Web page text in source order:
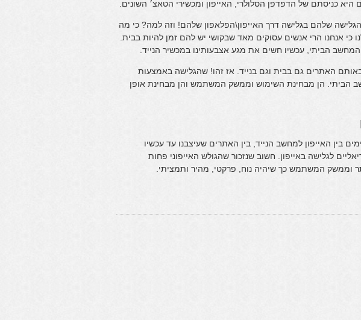
כניסתם של הדפדפן הסלולרי, האייפון ומכשירי הטאצ׳ השונים.
שלהם בגלישה דרך האייפון\הפלאפון שלהם! וזה למה? כי מה
כי אנחנו הרי אנשים עסוקים מאד שבקושי יש להם זמן להיות בבית.
הביתי, עכשיו חשים את מגע אצבעותינו במכשיר הנייד.
האתרים גם בבית וגם בנייד. אז זהו! שהגלישה באמצעות
הביתי. הן מבחינת השימוש וממשק המשתמש והן מבחינת אופן
בין האייפון למחשב הנייד, בין האתרים שעיצבנו עד עכשיו
לגלישה באייפון. חשוב שנזכור שהגולש האייפוני פחות
וממשק המשתמש כך שיהיה נוח, פרקטי, מהיר ותמציתי.